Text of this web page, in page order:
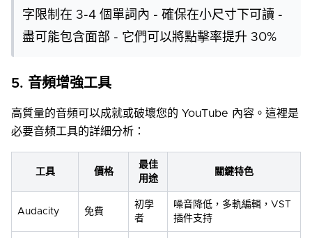
字限制在 3-4 個單詞內 - 確保在小尺寸下可讀 -
盡可能包含面部 - 它們可以將點擊率提升 30%
5. 音頻增強工具
高質量的音頻可以成就或破壞您的 YouTube 內容。這裡是
必要音頻工具的詳細分析：
工具 價格
最佳
用途
關鍵特色
Audacity 免費
初學
者
噪音降低，多軌編輯，VST
插件支持